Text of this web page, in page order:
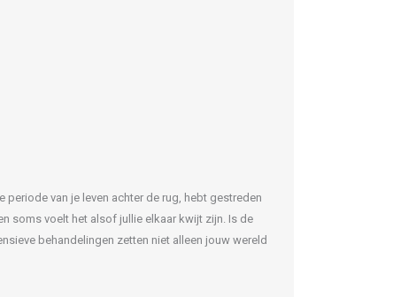
van je leven achter de rug, hebt gestreden
soms voelt het alsof jullie elkaar kwijt zijn. Is de
behandelingen zetten niet alleen jouw wereld